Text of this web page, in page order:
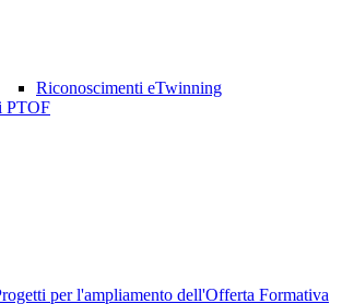
Riconoscimenti eTwinning
PTOF
per l'ampliamento dell'Offerta Formativa